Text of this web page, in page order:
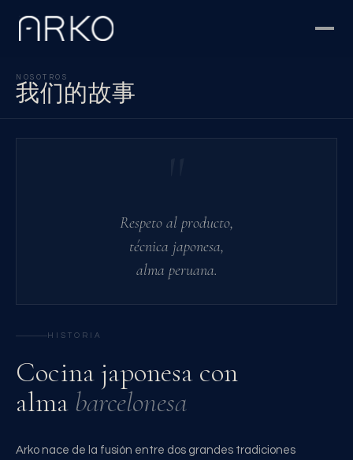
NOSOTROS
我们的故事
HISTORIA
Cocina japonesa con
alma barcelonesa
Arko nace de la fusión entre dos grandes tradiciones
Respeto al producto,
técnica japonesa,
alma peruana.